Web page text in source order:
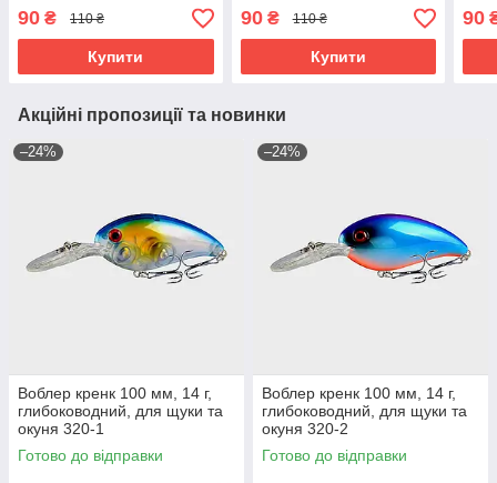
90 ₴ 110 ₴
Купити
90₴ 110 ₴
Купити
90
Акційні пропозиції та новинки
–24%
Воблер кренк 100 мм, 14 г,
глибоководний, для щуки та
окуня 320-1
Готово до відправки
–24%
Воблер кренк 100 мм, 14 г,
глибоководний, для щуки та
окуня 320-2
Готово до відправки